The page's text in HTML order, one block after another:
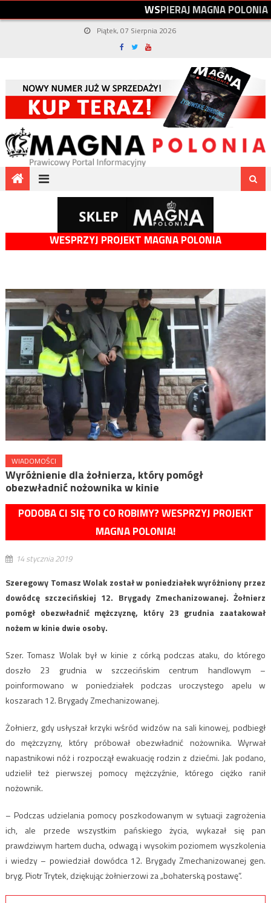
WSPIERAJMAGNAPOLONIA
Piątek, 07 Sierpnia 2026
WESPRZYJ PROJEKT MAGNA POLONIA
WIADOMOŚCI
Wyróżnienie dla żołnierza, który pomógł
obezwładnić nożownika w kinie
PODOBA CI SIĘ TO CO ROBIMY? WESPRZYJ PROJEKT
MAGNA POLONIA!
14 stycznia 2019
Szeregowy Tomasz Wolak został w poniedziałek wyróżniony przez
dowódcę szczecińskiej 12. Brygady Zmechanizowanej. Żołnierz
pomógł obezwładnić mężczyznę, który 23 grudnia zaatakował
nożem w kinie dwie osoby.
Szer. Tomasz Wolak był w kinie z córką podczas ataku, do którego
doszło 23 grudnia w szczecińskim centrum handlowym –
poinformowano w poniedziałek podczas uroczystego apelu w
koszarach 12. Brygady Zmechanizowanej.
Żołnierz, gdy usłyszał krzyki wśród widzów na sali kinowej, podbiegł
do mężczyzny, który próbował obezwładnić nożownika. Wyrwał
napastnikowi nóż i rozpoczął ewakuację rodzin z dziećmi. Jak podano,
udzielił też pierwszej pomocy mężczyźnie, którego ciężko ranił
nożownik.
– Podczas udzielania pomocy poszkodowanym w sytuacji zagrożenia
ich, ale przede wszystkim pańskiego życia, wykazał się pan
prawdziwym hartem ducha, odwagą i wysokim poziomem wyszkolenia
i wiedzy – powiedział dowódca 12. Brygady Zmechanizowanej gen.
bryg. Piotr Trytek, dziękując żołnierzowi za „bohaterską postawę”.